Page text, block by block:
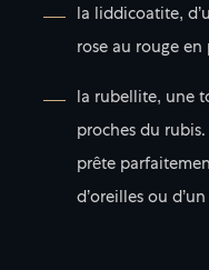
la liddicoatite,
rose au rouge en
la rubellite, une
proches du rubis.
prête
d’oreilles ou